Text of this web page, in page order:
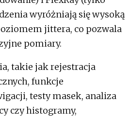
wyróżniają się wysoką
jittera, co pozwala
pomiary.
takie jak rejestracja
funkcje
testy masek, analiza
czy histogramy,